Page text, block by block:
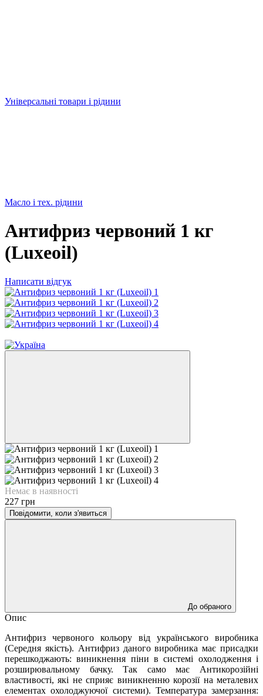
Універсальні товари і рідини
Масло і тех. рідини
Антифриз червоний 1 кг
(Luxeoil)
Написати відгук
Немає в наявності
227 грн
Повідомити, коли з'явиться
До обраного
Опис
Антифриз червоного кольору від українського виробника
(Середня якість). Антифриз даного виробника має присадки
перешкоджають: виникнення піни в системі охолодження і
розширювальному бачку. Так само має Антикорозійні
властивості, які не сприяє виникненню корозії на металевих
елементах охолоджуючої системи). Температура замерзання: